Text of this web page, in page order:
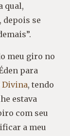
qual,
depois se
meu giro no
para
Divina, tendo
estava
com seu
a meu